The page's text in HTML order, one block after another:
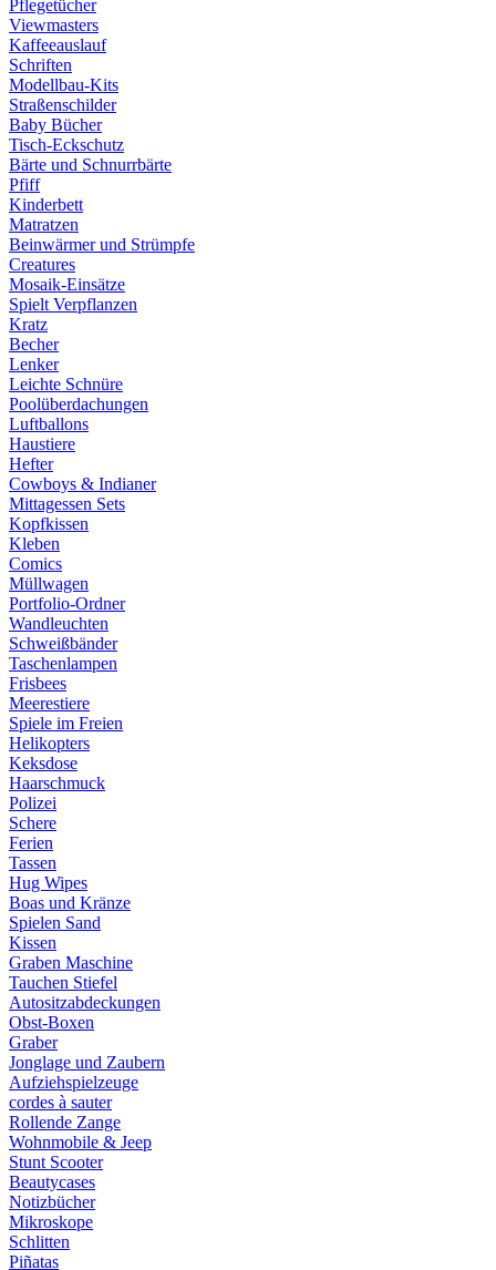
Pflegetücher
Viewmasters
Kaffeeauslauf
Schriften
Modellbau-Kits
Straßenschilder
Baby Bücher
Tisch-Eckschutz
Bärte und Schnurrbärte
Pfiff
Kinderbett
Matratzen
Beinwärmer und Strümpfe
Creatures
Mosaik-Einsätze
Spielt Verpflanzen
Kratz
Becher
Lenker
Leichte Schnüre
Poolüberdachungen
Luftballons
Haustiere
Hefter
Cowboys & Indianer
Mittagessen Sets
Kopfkissen
Kleben
Comics
Müllwagen
Portfolio-Ordner
Wandleuchten
Schweißbänder
Taschenlampen
Frisbees
Meerestiere
Spiele im Freien
Helikopters
Keksdose
Haarschmuck
Polizei
Schere
Ferien
Tassen
Hug Wipes
Boas und Kränze
Spielen Sand
Kissen
Graben Maschine
Tauchen Stiefel
Autositzabdeckungen
Obst-Boxen
Graber
Jonglage und Zaubern
Aufziehspielzeuge
cordes à sauter
Rollende Zange
Wohnmobile & Jeep
Stunt Scooter
Beautycases
Notizbücher
Mikroskope
Schlitten
Piñatas